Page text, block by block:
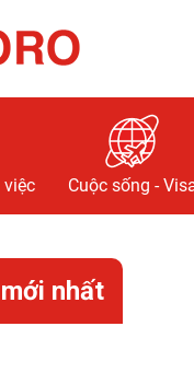
việc Cuộc sống -
nhất